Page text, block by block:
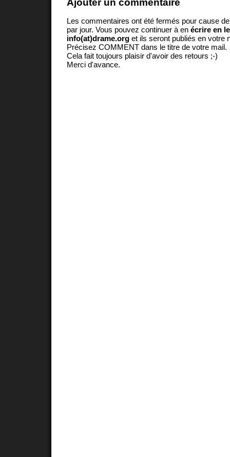
Les commentaires ont été fermés pour cause
par jour. Vous pouvez continuer à en écrire en
info(at)drame.org et ils seront publiés en votre
Précisez COMMENT dans le titre de votre mail.
Cela fait toujours plaisir d'avoir des retours ;-)
Merci d'avance.